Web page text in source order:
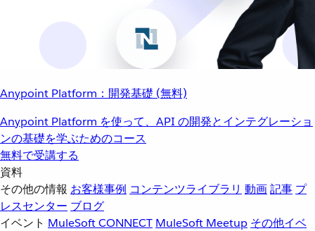
Anypoint Platform：開発基礎 (無料)
Anypoint Platform を使って、API の開発とインテグレーショ
ンの基礎を学ぶためのコース
無料で受講する
資料
その他の情報 お客様事例 コンテンツライブラリ 動画記事 プ
レスセンター ブログ
イベント MuleSoft CONNECT MuleSoft Meetup その他イベ